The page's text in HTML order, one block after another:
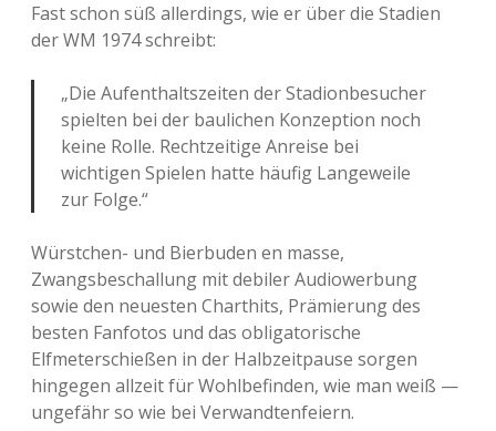
Fast schon süß allerdings, wie er über die Stadien
der WM 1974 schreibt:
„Die Aufenthaltszeiten der Stadionbesucher
spielten bei der baulichen Konzeption noch
keine Rolle. Rechtzeitige Anreise bei
wichtigen Spielen hatte häufig Langeweile
zur Folge.“
Würstchen- und Bierbuden en masse,
Zwangsbeschallung mit debiler Audiowerbung
sowie den neuesten Charthits, Prämierung des
besten Fanfotos und das obligatorische
Elfmeterschießen in der Halbzeitpause sorgen
hingegen allzeit für Wohlbefinden, wie man weiß —
ungefähr so wie bei Verwandtenfeiern.